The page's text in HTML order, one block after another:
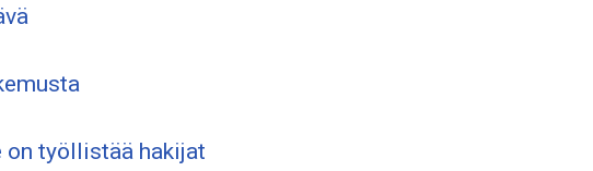
on työllistää hakijat